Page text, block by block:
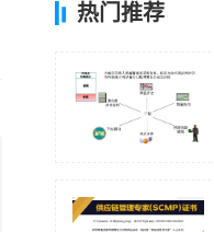
热门推荐